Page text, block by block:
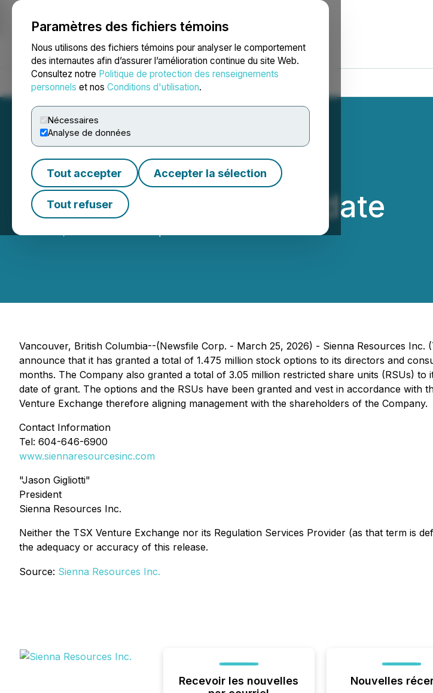
Paramètres des fichiers témoins
Nous utilisons des fichiers témoins pour analyser le comportement
des internautes afin d’assurer l’amélioration continue du site Web.
Consultez notre Politique de protection des renseignements
personnels et nos Conditions d'utilisation.
Nécessaires
Analyse de données
Tout accepter Accepter la sélection
Tout refuser
NEWSFILE
Accueil À propos Services Salle de presse Blogue
Sienna Corporate Update
Vancouver, British Columbia--(Newsfile Corp. - March 25, 2026) - Sienna Resources
announce that it has granted a total of 1.475 million stock options to its directors and
months. The Company also granted a total of 3.05 million restricted share units (RSUs)
date of grant. The options and the RSUs have been granted and vest in accordance with
Venture Exchange therefore aligning management with the shareholders of the Company.
Contact Information
Tel: 604-646-6900
www.siennaresourcesinc.com
"Jason Gigliotti"
President
Sienna Resources Inc.
Neither the TSX Venture Exchange nor its Regulation Services Provider (as that term is
the adequacy or accuracy of this release.
Source: Sienna Resources Inc.
Recevoir les nouvelles
Nouvelles